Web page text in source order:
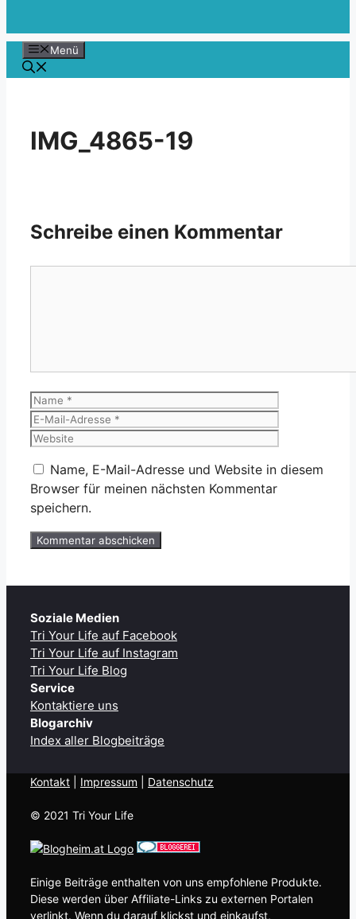
Menü
IMG_4865-19
Schreibe einen Kommentar
Name
Name, E-Mail-Adresse und Website in diesem
Browser für meinen nächsten Kommentar
speichern.
Soziale Medien
Tri Your Life auf Facebook
Tri Your Life auf Instagram
Tri Your Life Blog
Service
Kontaktiere uns
Blogarchiv
Index aller Blogbeiträge
Kontakt Impressum Datenschutz
© 2021 Tri Your Life
Einige Beiträge enthalten von uns empfohlene Produkte.
Diese werden über Affiliate-Links zu externen Portalen
verlinkt. Wenn du darauf klickst und einkaufst,